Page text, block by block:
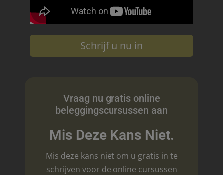
Schrijf u nu in
Vraag nu gratis online
beleggingscursussen aan
Mis Deze Kans Niet.
Mis deze kans niet om u gratis in te
schrijven voor de online cursussen